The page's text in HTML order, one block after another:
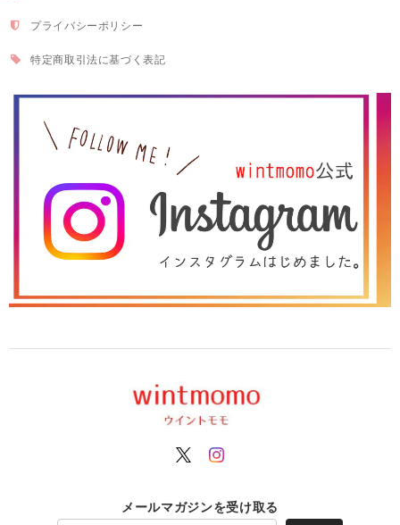
プライバシーポリシー
特定商取引法に基づく表記
メールマガジンを受け取る